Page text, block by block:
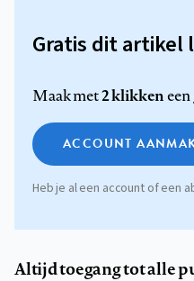
Gratis dit artikel
Maak met2 klikken
ACCOUNT
Heb je al een account of een
Altijd toegang tot alle